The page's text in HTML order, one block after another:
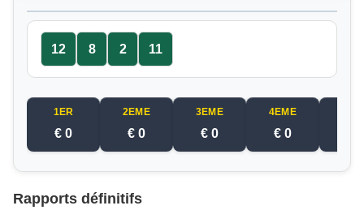
12 8 2 11
1ER
€ 0
2EME
€ 0
3EME
€ 0
4EME
€ 0
Rapports définitifs